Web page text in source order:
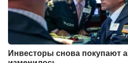
Инвесторы снова покупают